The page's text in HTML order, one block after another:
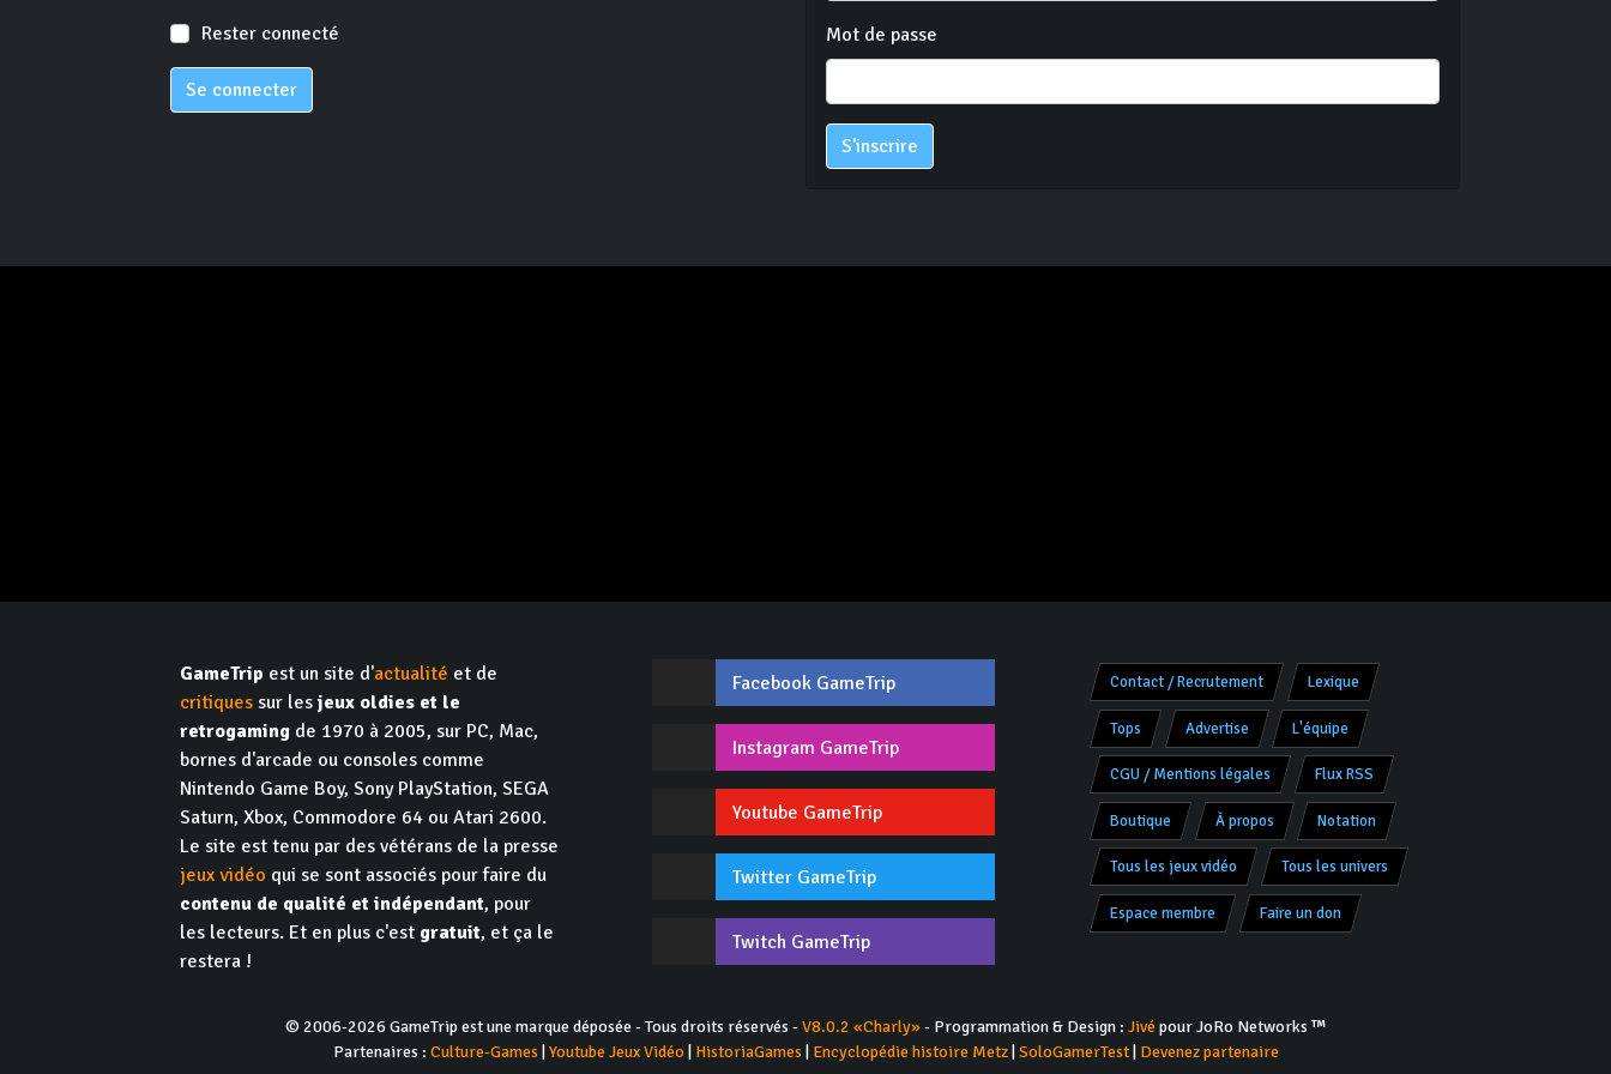
Rester connecté
Se connecter
Mot de passe
S'inscrire
GameTrip est un site d'actualité et de
critiques sur lesjeux oldies et le
retrogaming de 1970 à 2005, sur PC, Mac,
bornes d'arcade ou consoles comme
Nintendo Game Boy, Sony PlayStation, SEGA
Saturn, Xbox, Commodore 64 ou Atari 2600.
Le site est tenu par des vétérans de la presse
jeux vidéo qui se sont associés pour faire du
contenu de qualité et indépendant, pour
les lecteurs. Et en plus c'est gratuit, et ça le
restera !
Facebook GameTrip
Instagram GameTrip
Youtube GameTrip
Twitter GameTrip
Twitch GameTrip
Contact / Recrutement Lexique
Tops Advertise L'équipe
CGU / Mentions légales Flux RSS
Boutique À propos Notation
Tous les jeux vidéo Tous les univers
Espace membre Faire un don
© 2006-2026 GameTrip est une marque déposée - Tous droits réservés -V8.0.2 «Charly»- Programmation & Design : Jivépour JoRo Networks ™
Partenaires : Culture-Games Youtube Jeux Vidéo| HistoriaGames Encyclopédie histoire Metz| SoloGamerTest| Devenez partenaire